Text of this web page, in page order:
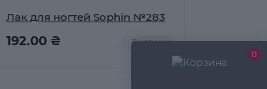
0
Лак для ногтей Sophin №283
192.00 ₴ В наличии